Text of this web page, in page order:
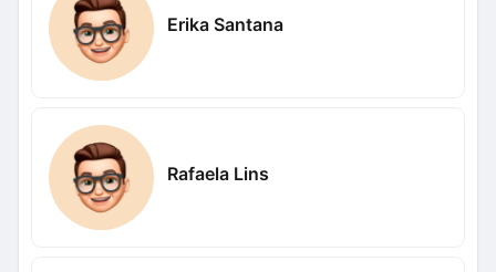
Erika Santana
Rafaela Lins